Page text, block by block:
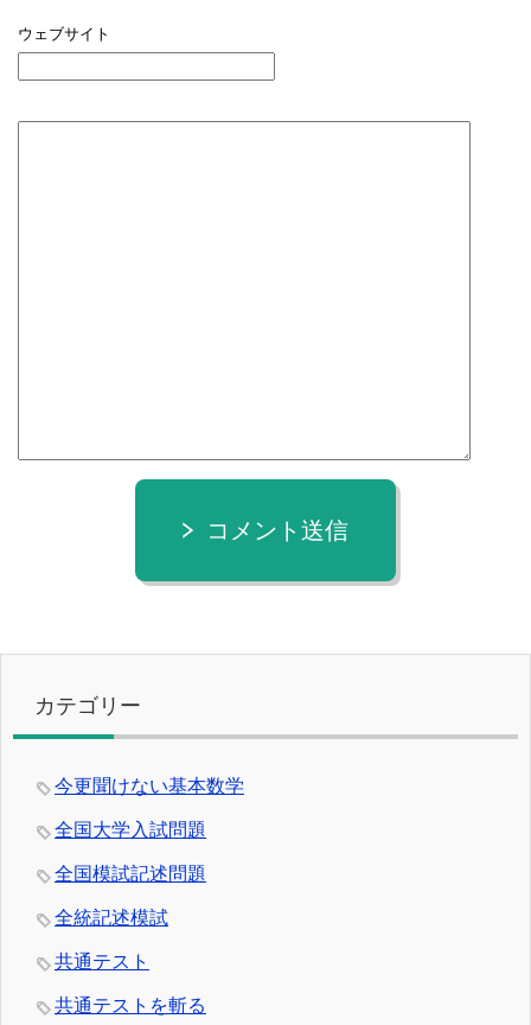
ウェブサイト
コメント送信
カテゴリー
今更聞けない基本数学
全国大学入試問題
全国模試記述問題
全統記述模試
共通テスト
共通テストを斬る